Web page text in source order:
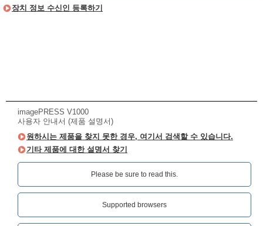
장치 정보 수신인 등록하기
imagePRESS V1000
사용자 안내서 (제품 설명서)
원하시는 제품을 찾지 못한 경우, 여기서 검색할 수 있습니다.
기타 제품에 대한 설명서 찾기
Please be sure to read this.‎
Supported browsers